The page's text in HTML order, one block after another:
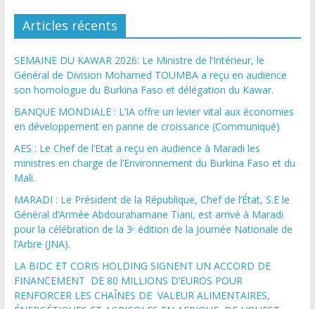
Articles récents
SEMAINE DU KAWAR 2026: Le Ministre de l’Intérieur, le
Général de Division Mohamed TOUMBA a reçu en audience
son homologue du Burkina Faso et délégation du Kawar.
BANQUE MONDIALE : L’IA offre un levier vital aux économies
en développement en panne de croissance (Communiqué)
AES : Le Chef de l’Etat a reçu en audience à Maradi les
ministres en charge de l’Environnement du Burkina Faso et du
Mali.
MARADI : Le Président de la République, Chef de l’État, S.E le
Général d’Armée Abdourahamane Tiani, est arrivé à Maradi
pour la célébration de la 3ᵉ édition de la Journée Nationale de
l’Arbre (JNA).
LA BIDC ET CORIS HOLDING SIGNENT UN ACCORD DE
FINANCEMENT DE 80 MILLIONS D’EUROS POUR
RENFORCER LES CHAÎNES DE VALEUR ALIMENTAIRES,